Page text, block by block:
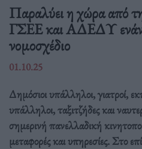
Παραλύει η χώρα από
ΓΣΕΕ και ΑΔΕΔΥ
νομοσχέδιο
01.10.25
Δημόσιοι υπάλληλοι, γιατροί,
υπάλληλοι, ταξιτζήδες και
σημερινή πανελλαδική
μεταφορές και υπηρεσίες. Στο